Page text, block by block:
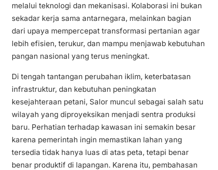
melalui teknologi dan mekanisasi. Kolaborasi ini bukan
sekadar kerja sama antarnegara, melainkan bagian
dari upaya mempercepat transformasi pertanian agar
lebih efisien, terukur, dan mampu menjawab kebutuhan
pangan nasional yang terus meningkat.
Di tengah tantangan perubahan iklim, keterbatasan
infrastruktur, dan kebutuhan peningkatan
kesejahteraan petani, Salor muncul sebagai salah satu
wilayah yang diproyeksikan menjadi sentra produksi
baru. Perhatian terhadap kawasan ini semakin besar
karena pemerintah ingin memastikan lahan yang
tersedia tidak hanya luas di atas peta, tetapi benar
benar produktif di lapangan. Karena itu, pembahasan